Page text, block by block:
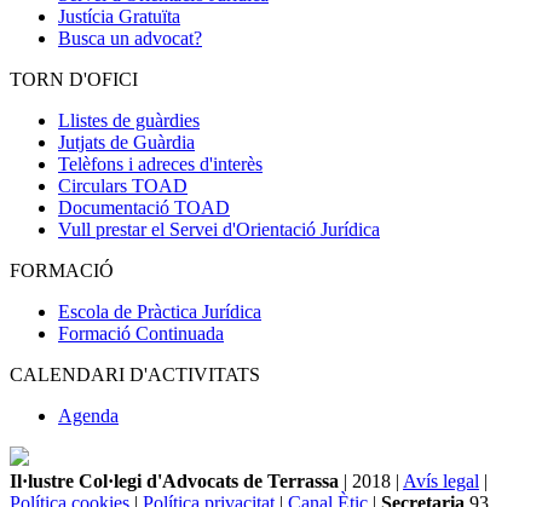
Justícia Gratuïta
Busca un advocat?
TORN D'OFICI
Llistes de guàrdies
Jutjats de Guàrdia
Telèfons i adreces d'interès
Circulars TOAD
Documentació TOAD
Vull prestar el Servei d'Orientació Jurídica
FORMACIÓ
Escola de Pràctica Jurídica
Formació Continuada
CALENDARI D'ACTIVITATS
Agenda
Il·lustre Col·legi d'Advocats de Terrassa | 2018 | Avís legal |
Política cookies | Política privacitat | Canal Ètic | Secretaria 93